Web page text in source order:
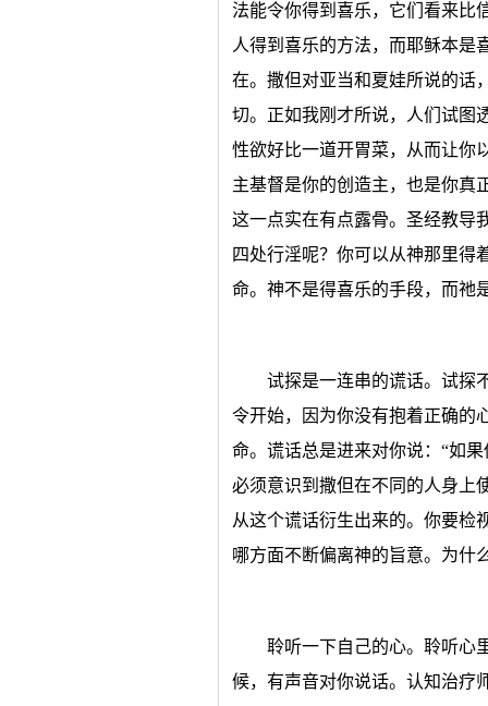
法能令你得到喜乐，它们看来比
人得到喜乐的方法，而耶稣本是
在。撒但对亚当和夏娃所说的话
切。正如我刚才所说，人们试图
性欲好比一道开胃菜，从而让你
主基督是你的创造主，也是你真
这一点实在有点露骨。圣经教导
四处行淫呢？你可以从神那里得
命。神不是得喜乐的手段，而祂
试探是一连串的谎话。试探
令开始，因为你没有抱着正确的
命。谎话总是进来对你说：“如
必须意识到撒但在不同的人身上
从这个谎话衍生出来的。你要检
哪方面不断偏离神的旨意。为什
聆听一下自己的心。聆听心
候，有声音对你说话。认知治疗